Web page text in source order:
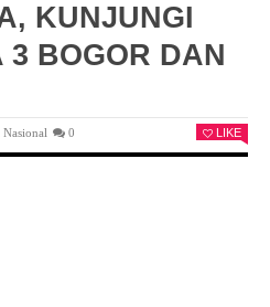
KUNJUNGI
BOGOR DAN
Nasional 0 LIKE